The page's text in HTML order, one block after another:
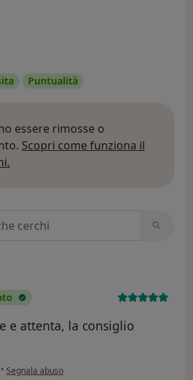
Puntualità
essere rimosse o
Scopri come funziona il
e attenta, la consiglio
• secondo l'opinione dell'utente Assunta Zaccagnini
Segnala abuso